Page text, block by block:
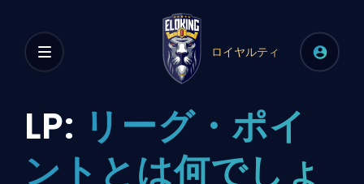
ロイヤルティ
LP: リーグ・ポイ
ントとは何でしょ